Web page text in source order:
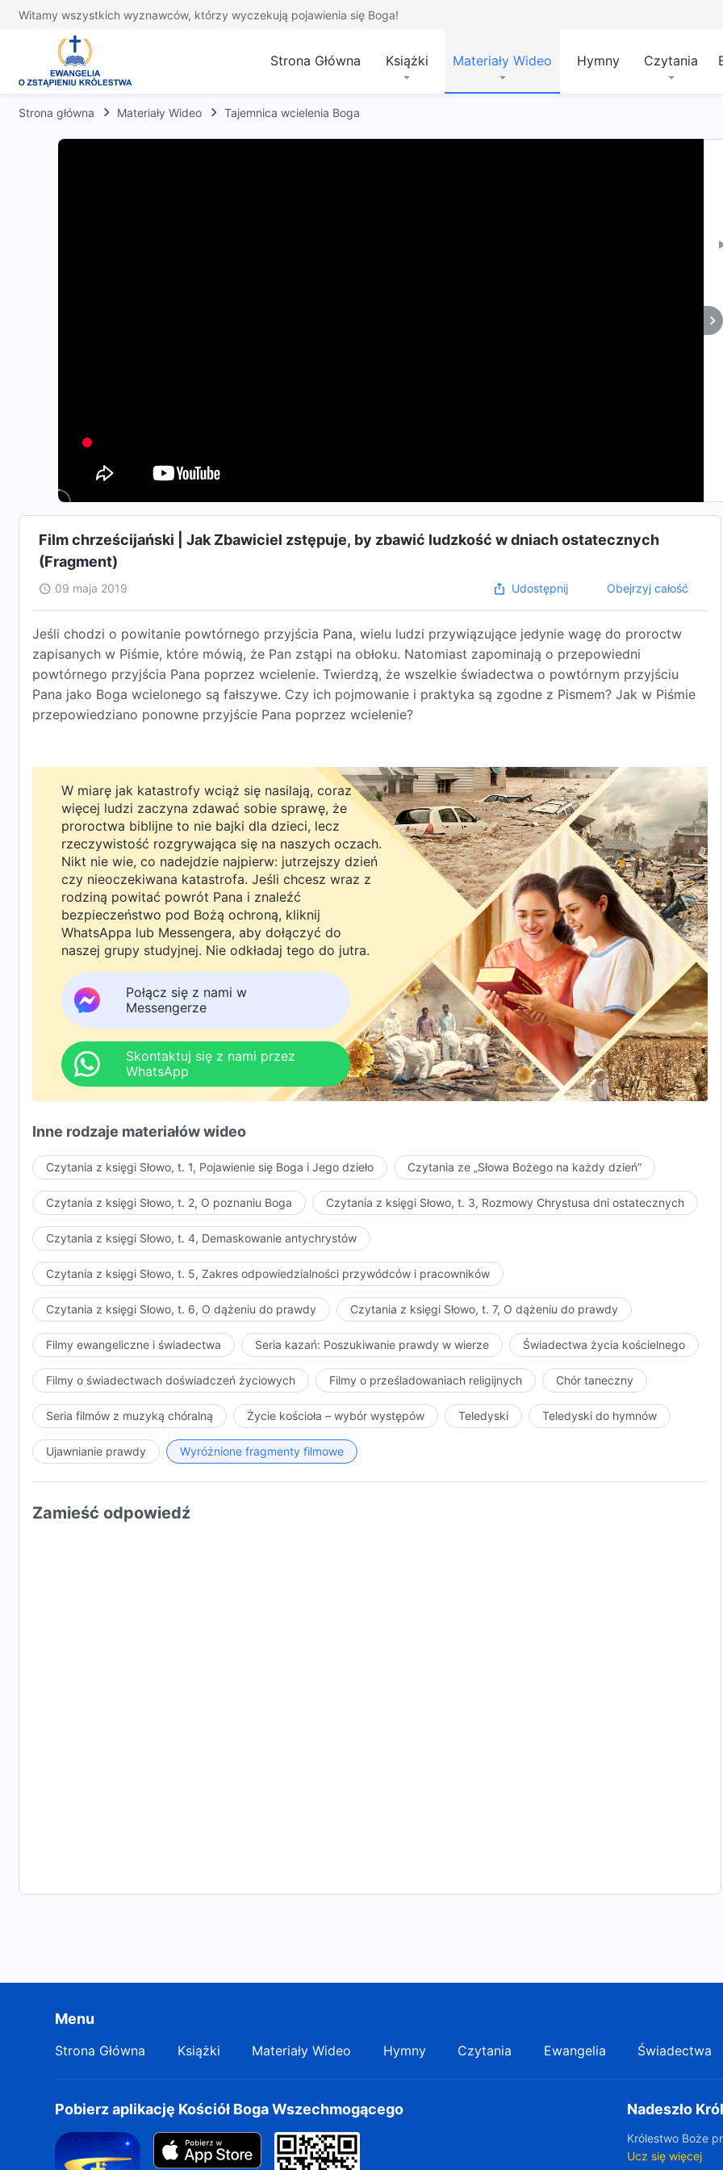
Witamy wszystkich wyznawców, którzy wyczekują pojawienia się Boga!
Strona Główna Książki Materiały Wideo Hymny Czytania
Strona główna Materiały Wideo Tajemnica wcielenia Boga
Film chrześcijański | Jak Zbawiciel zstępuje, by zbawić ludzkość w dniach ostatecznych
(Fragment)
09 maja 2019 Udostępnij Obejrzyj całość
Jeśli chodzi o powitanie powtórnego przyjścia Pana, wielu ludzi przywiązujące jedynie wagę do proroctw
zapisanych w Piśmie, które mówią, że Pan zstąpi na obłoku. Natomiast zapominają o przepowiedni
powtórnego przyjścia Pana poprzez wcielenie. Twierdzą, że wszelkie świadectwa o powtórnym przyjściu
Pana jako Boga wcielonego są fałszywe. Czy ich pojmowanie i praktyka są zgodne z Pismem? Jak w Piśmie
przepowiedziano ponowne przyjście Pana poprzez wcielenie?
W miarę jak katastrofy wciąż się nasilają, coraz
więcej ludzi zaczyna zdawać sobie sprawę, że
proroctwa biblijne to nie bajki dla dzieci, lecz
rzeczywistość rozgrywająca się na naszych oczach.
Nikt nie wie, co nadejdzie najpierw: jutrzejszy dzień
czy nieoczekiwana katastrofa. Jeśli chcesz wraz z
rodziną powitać powrót Pana i znaleźć
bezpieczeństwo pod Bożą ochroną, kliknij
WhatsAppa lub Messengera, aby dołączyć do
naszej grupy studyjnej. Nie odkładaj tego do jutra.
Połącz się z nami w
Messengerze
Skontaktuj się z nami przez
WhatsApp
Inne rodzaje materiałów wideo
Czytania z księgi Słowo, t. 1, Pojawienie się Boga i Jego dzieło Czytania ze „Słowa Bożego na każdy dzień”
Czytania z księgi Słowo, t. 2, O poznaniu Boga Czytania z księgi Słowo, t. 3, Rozmowy Chrystusa dni ostatecznych
Czytania z księgi Słowo, t. 4, Demaskowanie antychrystów
Czytania z księgi Słowo, t. 5, Zakres odpowiedzialności przywódców i pracowników
Czytania z księgi Słowo, t. 6, O dążeniu do prawdy Czytania z księgi Słowo, t. 7, O dążeniu do prawdy
Filmy ewangeliczne i świadectwa Seria kazań: Poszukiwanie prawdy w wierze Świadectwa życia kościelnego
Filmy o świadectwach doświadczeń życiowych Filmy o prześladowaniach religijnych Chór taneczny
Seria filmów z muzyką chóralną Życie kościoła – wybór występów Teledyski Teledyski do hymnów
Ujawnianie prawdy Wyróżnione fragmenty filmowe
Zamieść odpowiedź
Menu
Strona Główna Książki Materiały Wideo Hymny Czytania Ewangelia Świadectwa
Pobierz aplikację Kościół Boga Wszechmogącego Nadeszło
Królestwo Boże
Ucz się więcej